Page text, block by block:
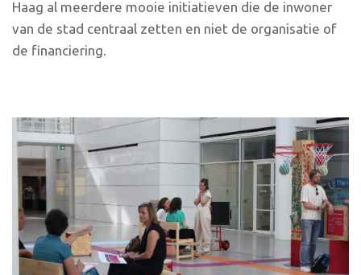
Haag al meerdere mooie initiatieven die de inwoner
van de stad centraal zetten en niet de organisatie of
de financiering.